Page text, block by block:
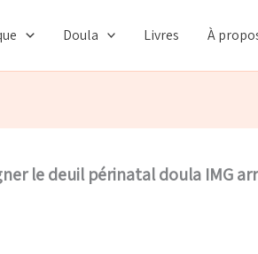
Doula Livres À
le deuil périnatal doula IMG